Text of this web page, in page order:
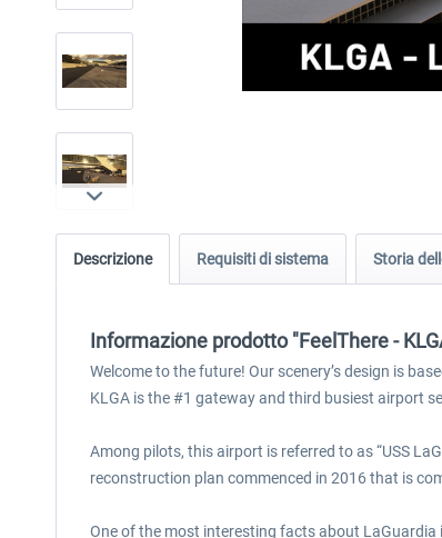
Descrizione Requisiti di sistema Storia
Informazione prodotto "FeelThere -
Welcome to the future! Our scenery’s design is
KLGA is the #1 gateway and third busiest airport
Among pilots, this airport is referred to as “USS
reconstruction plan commenced in 2016 that is
One of the most interesting facts about